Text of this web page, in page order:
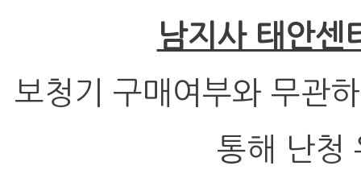
남지사 태안센
보청기 구매여부와 무관
통해 난청